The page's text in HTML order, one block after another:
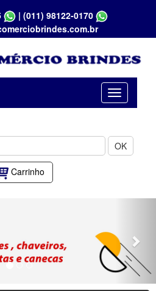
| (011) 98122-0170
OK
Carrinho